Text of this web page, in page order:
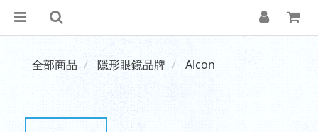
全部商品 隱形眼鏡品牌 Alcon